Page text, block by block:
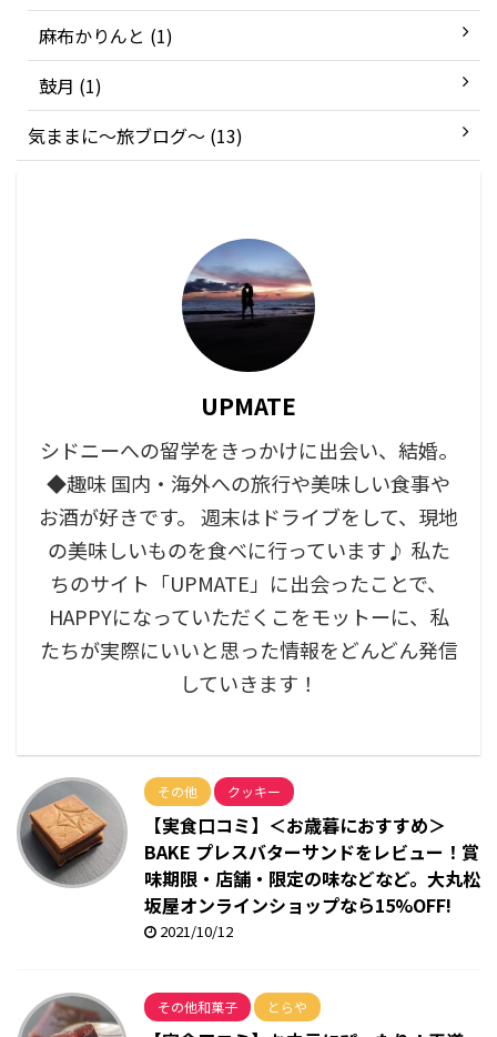
麻布かりんと (1)
鼓月 (1)
気ままに〜旅ブログ〜 (13)
UPMATE
シドニーへの留学をきっかけに出会い、結婚。
◆趣味 国内・海外への旅行や美味しい食事や
お酒が好きです。 週末はドライブをして、現地
の美味しいものを食べに行っています♪ 私た
ちのサイト「UPMATE」に出会ったことで、
HAPPYになっていただくこをモットーに、私
たちが実際にいいと思った情報をどんどん発信
していきます！
その他 クッキー
【実食口コミ】＜お歳暮におすすめ＞
BAKE プレスバターサンドをレビュー！賞
味期限・店舗・限定の味などなど。大丸松
坂屋オンラインショップなら15%OFF!
2021/10/12
その他和菓子 とらや